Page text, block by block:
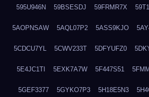
595U946N 59BSESDJ 59FRMR7X
5AOPNSAW 5AQL07P2 5ASS9KJO
5CDCU7YL 5CWV233T 5DFYUFZ0
5E4JC1TI 5EXK7A7W 5F447S51
5GEF3377 5GYKO7P3 5H18E5N3